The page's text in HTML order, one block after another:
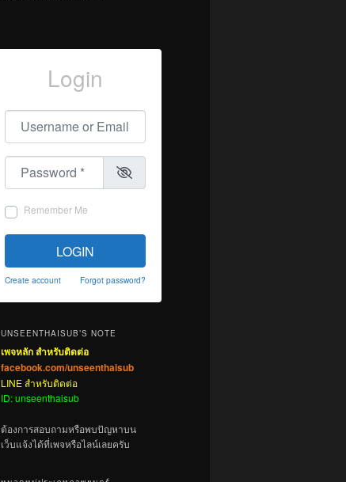
Login
Username or Email
Password
Remember Me
LOGIN
Create account Forgot password?
UNSEENTHAISUB’S NOTE
เพจหลัก สำหรับติดต่อ
facebook.com/unseenthaisub
LINE สำหรับติดต่อ
ID: unseenthaisub
ต้องการสอบถามหรือพบปัญหาบน
เว็บแจ้งได้ที่เพจหรือไลน์เลยครับ